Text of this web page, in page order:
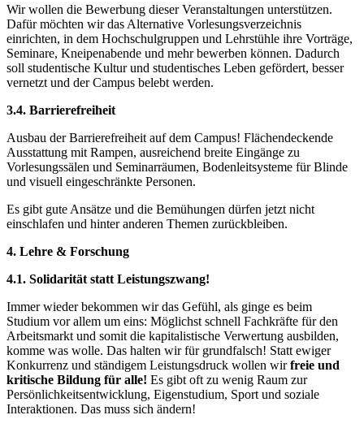
Wir wollen die Bewerbung dieser Veranstaltungen unterstützen.
Dafür möchten wir das Alternative Vorlesungsverzeichnis
einrichten, in dem Hochschulgruppen und Lehrstühle ihre Vorträge,
Seminare, Kneipenabende und mehr bewerben können. Dadurch
soll studentische Kultur und studentisches Leben gefördert, besser
vernetzt und der Campus belebt werden.
3.4. Barrierefreiheit
Ausbau der Barrierefreiheit auf dem Campus! Flächendeckende
Ausstattung mit Rampen, ausreichend breite Eingänge zu
Vorlesungssälen und Seminarräumen, Bodenleitsysteme für Blinde
und visuell eingeschränkte Personen.
Es gibt gute Ansätze und die Bemühungen dürfen jetzt nicht
einschlafen und hinter anderen Themen zurückbleiben.
4. Lehre & Forschung
4.1. Solidarität statt Leistungszwang!
Immer wieder bekommen wir das Gefühl, als ginge es beim
Studium vor allem um eins: Möglichst schnell Fachkräfte für den
Arbeitsmarkt und somit die kapitalistische Verwertung ausbilden,
komme was wolle. Das halten wir für grundfalsch! Statt ewiger
Konkurrenz und ständigem Leistungsdruck wollen wirfreie und
kritische Bildung für alle! Es gibt oft zu wenig Raum zur
Persönlichkeitsentwicklung, Eigenstudium, Sport und soziale
Interaktionen. Das muss sich ändern!